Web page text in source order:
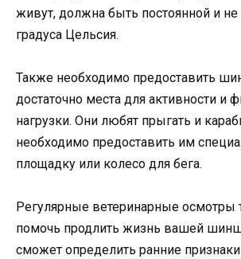
живут, должна быть постоянной и
градуса Цельсия.
Также необходимо предоставить
достаточно места для активности и
нагрузки. Они любят прыгать и
необходимо предоставить им
площадку или колесо для бега.
Регулярные ветеринарные осмотры
помочь продлить жизнь вашей
сможет определить ранние